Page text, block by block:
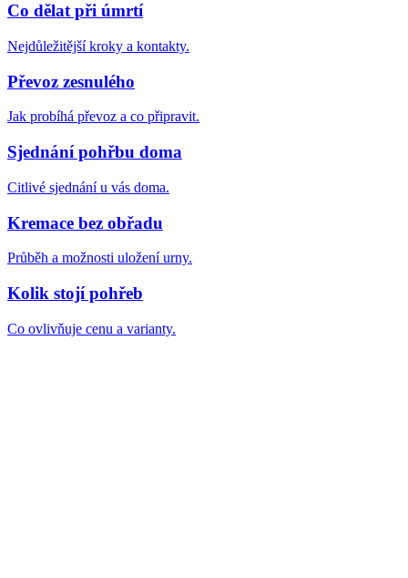
Co dělat při úmrtí
Nejdůležitější kroky a kontakty.
Převoz zesnulého
Jak probíhá převoz a co připravit.
Sjednání pohřbu doma
Citlivé sjednání u vás doma.
Kremace bez obřadu
Průběh a možnosti uložení urny.
Kolik stojí pohřeb
Co ovlivňuje cenu a varianty.